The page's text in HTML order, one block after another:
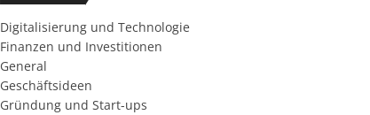
Digitalisierung und Technologie
Finanzen und Investitionen
General
Geschäftsideen
Gründung und Start-ups